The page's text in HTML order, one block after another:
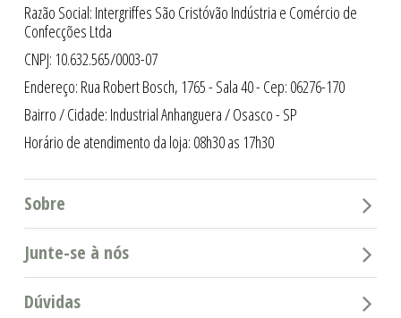
Razão Social: Intergriffes São Cristóvão Indústria e Comércio de
Confecções Ltda
CNPJ: 10.632.565/0003-07
Endereço: Rua Robert Bosch, 1765 - Sala 40 - Cep: 06276-170
Bairro / Cidade: Industrial Anhanguera / Osasco - SP
Horário de atendimento da loja: 08h30 as 17h30
Sobre
Junte-se à nós
Dúvidas